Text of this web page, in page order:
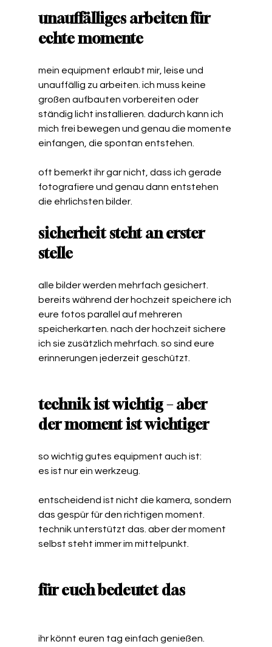
unauffälliges arbeiten für
echte momente
mein equipment erlaubt mir, leise und
unauffällig zu arbeiten. ich muss keine
großen aufbauten vorbereiten oder
ständig licht installieren. dadurch kann ich
mich frei bewegen und genau die momente
einfangen, die spontan entstehen.
oft bemerkt ihr gar nicht, dass ich gerade
fotografiere und genau dann entstehen
die ehrlichsten bilder.
sicherheit steht an erster
stelle
alle bilder werden mehrfach gesichert.
bereits während der hochzeit speichere ich
eure fotos parallel auf mehreren
speicherkarten. nach der hochzeit sichere
ich sie zusätzlich mehrfach. so sind eure
erinnerungen jederzeit geschützt.
technik ist wichtig – aber
der moment ist wichtiger
so wichtig gutes equipment auch ist:
es ist nur ein werkzeug.
entscheidend ist nicht die kamera, sondern
das gespür für den richtigen moment.
technik unterstützt das. aber der moment
selbst steht immer im mittelpunkt.
für euch bedeutet das
ihr könnt euren tag einfach genießen.